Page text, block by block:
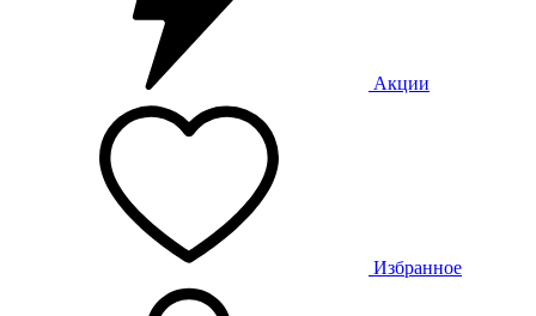
Акции
Избранное